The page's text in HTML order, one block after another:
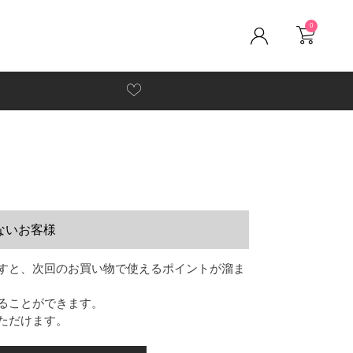
0
いお客様
と、次回のお買い物で使えるポイントが溜ま
ことができます。
だけます。